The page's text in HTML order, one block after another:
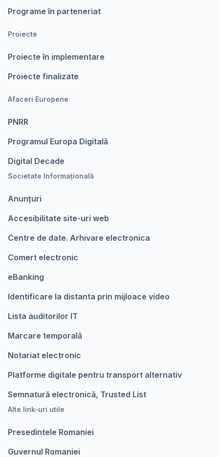
Programe în parteneriat
Proiecte
Proiecte în implementare
Proiecte finalizate
Afaceri Europene
PNRR
Programul Europa Digitalǎ
Digital Decade
Societate Informațională
Anunțuri
Accesibilitate site-uri web
Centre de date. Arhivare electronica
Comert electronic
eBanking
Identificare la distanta prin mijloace video
Lista auditorilor IT
Marcare temporalǎ
Notariat electronic
Platforme digitale pentru transport alternativ
Semnatură electronică, Trusted List
Alte link-uri utile
Presedintele Romaniei
Guvernul Romaniei